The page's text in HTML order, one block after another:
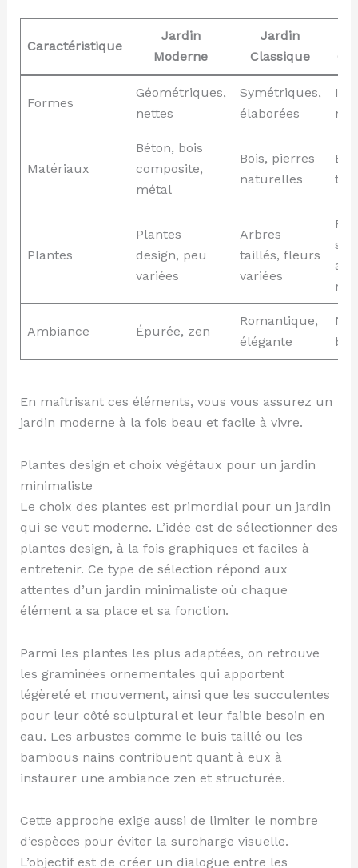
Caractéristique
Jardin
Moderne
Jardin
Classique
Formes
Géométriques,
nettes
Symétriques,
élaborées
Matériaux
Béton, bois
composite,
métal
Bois, pierres
naturelles
Plantes
Plantes
design, peu
variées
Arbres
taillés, fleurs
variées
Ambiance Épurée, zen
Romantique,
élégante
En maîtrisant ces éléments, vous vous assurez un
jardin moderne à la fois beau et facile à vivre.
Plantes design et choix végétaux pour un jardin
minimaliste
Le choix des plantes est primordial pour un jardin
qui se veut moderne. L’idée est de sélectionner des
plantes design, à la fois graphiques et faciles à
entretenir. Ce type de sélection répond aux
attentes d’un jardin minimaliste où chaque
élément a sa place et sa fonction.
Parmi les plantes les plus adaptées, on retrouve
les graminées ornementales qui apportent
légèreté et mouvement, ainsi que les succulentes
pour leur côté sculptural et leur faible besoin en
eau. Les arbustes comme le buis taillé ou les
bambous nains contribuent quant à eux à
instaurer une ambiance zen et structurée.
Cette approche exige aussi de limiter le nombre
d’espèces pour éviter la surcharge visuelle.
L’objectif est de créer un dialogue entre les